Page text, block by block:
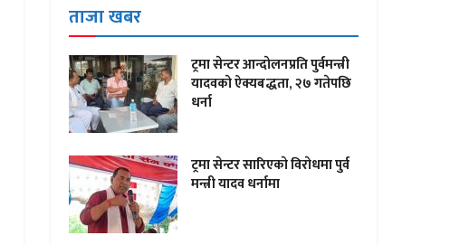
ताजा खबर
ट्रमा सेन्टर आन्दाेलनप्रति पुर्वमन्त्री
यादवकाे ऐक्यबद्धता, २७ गतेपछि
धर्ना
ट्रमा सेन्टर सारिएकाे विराेधमा पुर्व
मन्त्री यादव धर्नामा